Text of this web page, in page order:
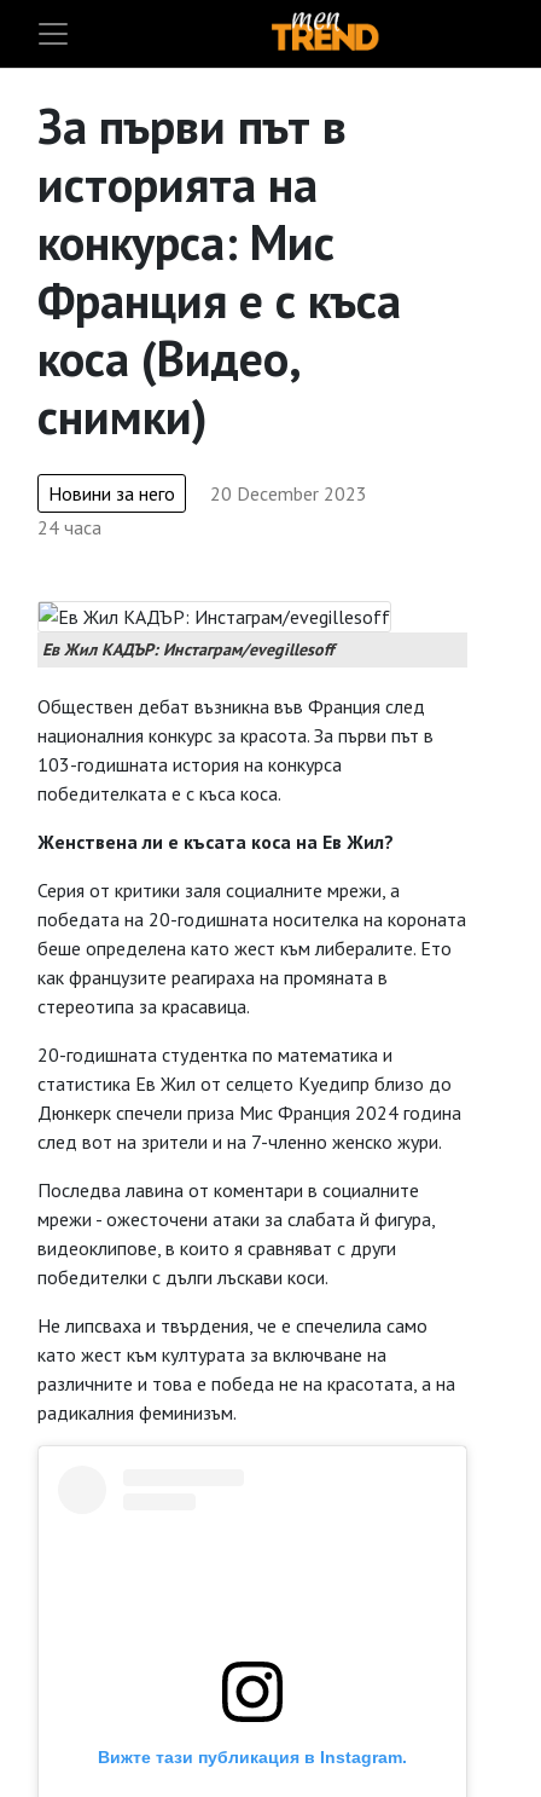
За първи път в
историята на
конкурса: Мис
Франция е с къса
коса (Видео,
снимки)
Новини за него
20 December 2023
24 часа
Ев Жил КАДЪР: Инстаграм/evegillesoff
Обществен дебат възникна във Франция след
националния конкурс за красота. За първи път в
103-годишната история на конкурса
победителката е с къса коса.
Женствена ли е късата коса на Ев Жил?
Серия от критики заля социалните мрежи, а
победата на 20-годишната носителка на короната
беше определена като жест към либералите. Ето
как французите реагираха на промяната в
стереотипа за красавица.
20-годишната студентка по математика и
статистика Ев Жил от селцето Куедипр близо до
Дюнкерк спечели приза Мис Франция 2024 година
след вот на зрители и на 7-членно женско жури.
Последва лавина от коментари в социалните
мрежи - ожесточени атаки за слабата й фигура,
видеоклипове, в които я сравняват с други
победителки с дълги лъскави коси.
Не липсваха и твърдения, че е спечелила само
като жест към културата за включване на
различните и това е победа не на красотата, а на
радикалния феминизъм.
Вижте тази публикация в Instagram.